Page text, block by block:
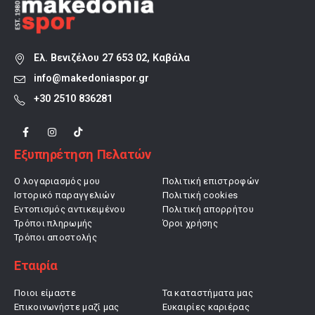
Ελ. Βενιζέλου 27 653 02, Καβάλα
info@makedoniaspor.gr
+30 2510 836281
Εξυπηρέτηση Πελατών
Ο λογαριασμός μου
Ιστορικό παραγγελιών
Εντοπισμός αντικειμένου
Τρόποι πληρωμής
Τρόποι αποστολής
Πολιτική επιστροφών
Πολιτική cookies
Πολιτική απορρήτου
Όροι χρήσης
Εταιρία
Ποιοι είμαστε
Επικοινωνήστε μαζί μας
Τα καταστήματα μας
Ευκαιρίες καριέρας